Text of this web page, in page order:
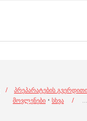
/
პრეპარატების გვერდითი
მოვლენები • სხვა / …